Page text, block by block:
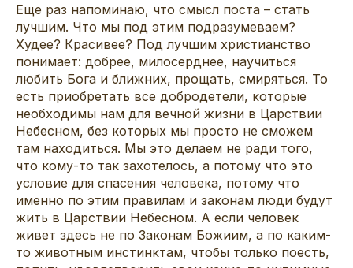
Еще раз напоминаю, что смысл поста – стать
лучшим. Что мы под этим подразумеваем?
Худее? Красивее? Под лучшим христианство
понимает: добрее, милосерднее, научиться
любить Бога и ближних, прощать, смиряться. То
есть приобретать все добродетели, которые
необходимы нам для вечной жизни в Царствии
Небесном, без которых мы просто не сможем
там находиться. Мы это делаем не ради того,
что кому-то так захотелось, а потому что это
условие для спасения человека, потому что
именно по этим правилам и законам люди будут
жить в Царствии Небесном. А если человек
живет здесь не по Законам Божиим, а по каким-
то животным инстинктам, чтобы только поесть,